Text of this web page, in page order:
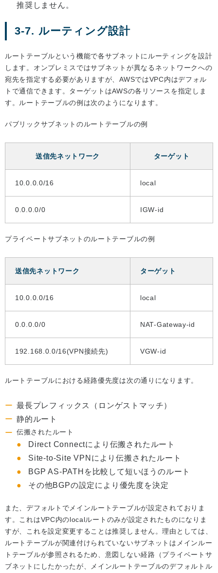
推奨しません。
3-7. ルーティング設計
ルートテーブルという機能で各サブネットにルーティングを設計
します。オンプレミスではサブネットが異なるネットワークへの
宛先を指定する必要がありますが、AWSではVPC内はデフォル
トで通信できます。ターゲットはAWSの各リソースを指定しま
す。ルートテーブルの例は次のようになります。
パブリックサブネットのルートテーブルの例
送信先ネットワーク ターゲット
10.0.0.0/16 local
0.0.0.0/0 IGW-id
プライベートサブネットのルートテーブルの例
送信先ネットワーク ターゲット
10.0.0.0/16 local
0.0.0.0/0 NAT-Gateway-id
192.168.0.0/16(VPN接続先) VGW-id
ルートテーブルにおける経路優先度は次の通りになります。
最長プレフィックス（ロンゲストマッチ）
静的ルート
伝搬されたルート
Direct Connectにより伝搬されたルート
Site-to-Site VPNにより伝搬されたルート
BGP AS-PATHを比較して短いほうのルート
その他BGPの設定により優先度を決定
また、デフォルトでメインルートテーブルが設定されておりま
す。これはVPC内のlocalルートのみが設定されたものになりま
すが、これを設定変更することは推奨しません。理由としては、
ルートテーブルが関連付けられていないサブネットはメインルー
トテーブルが参照されるため、意図しない経路（プライベートサ
ブネットにしたかったが、メインルートテーブルのデフォルトル